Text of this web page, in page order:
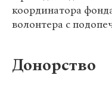
координатора
волонтера с
Донорство